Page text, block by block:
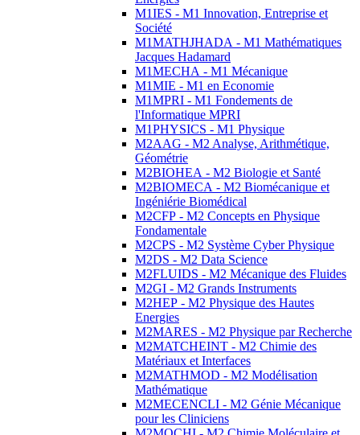
M1IES - M1 Innovation, Entreprise et
Société
M1MATHJHADA - M1 Mathématiques
Jacques Hadamard
M1MECHA - M1 Mécanique
M1MIE - M1 en Economie
M1MPRI - M1 Fondements de
l'Informatique MPRI
M1PHYSICS - M1 Physique
M2AAG - M2 Analyse, Arithmétique,
Géométrie
M2BIOHEA - M2 Biologie et Santé
M2BIOMECA - M2 Biomécanique et
Ingéniérie Biomédical
M2CFP - M2 Concepts en Physique
Fondamentale
M2CPS - M2 Système Cyber Physique
M2DS - M2 Data Science
M2FLUIDS - M2 Mécanique des Fluides
M2GI - M2 Grands Instruments
M2HEP - M2 Physique des Hautes
Energies
M2MARES - M2 Physique par Recherche
M2MATCHEINT - M2 Chimie des
Matériaux et Interfaces
M2MATHMOD - M2 Modélisation
Mathématique
M2MECENCLI - M2 Génie Mécanique
pour les Cliniciens